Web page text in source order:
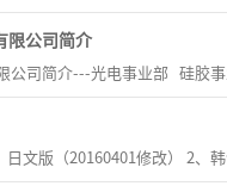
限公司简介
公司简介---光电事业部 硅胶
文版（20160401修改） 2、